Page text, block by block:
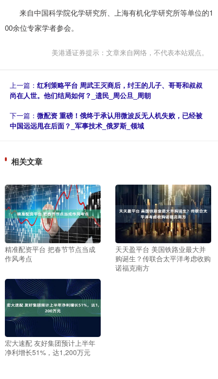
来自中国科学院化学研究所、上海有机化学研究所等单位的1
00余位专家学者参会。
美港通证券提示：文章来自网络，不代表本站观点。
上一篇： 红利策略平台 周武王灭商后，纣王的儿子、哥哥和叔叔
尚在人世。他们结局如何？_遗民_周公旦_周朝
下一篇： 微配资 重磅！俄终于承认用微波反无人机失败，已经被
中国远远甩在后面？_军事技术_俄罗斯_领域
相关文章
精准配资平台 把春节节点当成
作风考点
天天盈平台 美国铁路业最大并
购诞生？传联合太平洋考虑收购
诺福克南方
宏大速配 友好集团预计上半年
净利增长51%，达1,200万元